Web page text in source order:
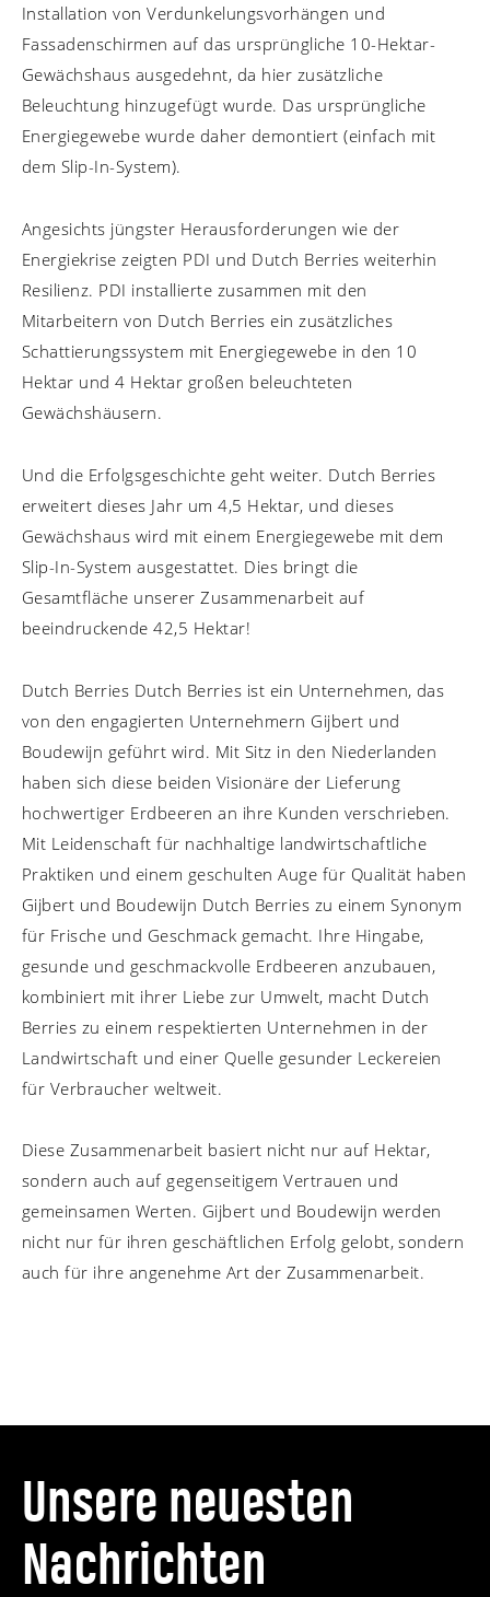
Installation von Verdunkelungsvorhängen und
Fassadenschirmen auf das ursprüngliche 10-Hektar-
Gewächshaus ausgedehnt, da hier zusätzliche
Beleuchtung hinzugefügt wurde. Das ursprüngliche
Energiegewebe wurde daher demontiert (einfach mit
dem Slip-In-System).
Angesichts jüngster Herausforderungen wie der
Energiekrise zeigten PDI und Dutch Berries weiterhin
Resilienz. PDI installierte zusammen mit den
Mitarbeitern von Dutch Berries ein zusätzliches
Schattierungssystem mit Energiegewebe in den 10
Hektar und 4 Hektar großen beleuchteten
Gewächshäusern.
Und die Erfolgsgeschichte geht weiter. Dutch Berries
erweitert dieses Jahr um 4,5 Hektar, und dieses
Gewächshaus wird mit einem Energiegewebe mit dem
Slip-In-System ausgestattet. Dies bringt die
Gesamtfläche unserer Zusammenarbeit auf
beeindruckende 42,5 Hektar!
Dutch Berries Dutch Berries ist ein Unternehmen, das
von den engagierten Unternehmern Gijbert und
Boudewijn geführt wird. Mit Sitz in den Niederlanden
haben sich diese beiden Visionäre der Lieferung
hochwertiger Erdbeeren an ihre Kunden verschrieben.
Mit Leidenschaft für nachhaltige landwirtschaftliche
Praktiken und einem geschulten Auge für Qualität haben
Gijbert und Boudewijn Dutch Berries zu einem Synonym
für Frische und Geschmack gemacht. Ihre Hingabe,
gesunde und geschmackvolle Erdbeeren anzubauen,
kombiniert mit ihrer Liebe zur Umwelt, macht Dutch
Berries zu einem respektierten Unternehmen in der
Landwirtschaft und einer Quelle gesunder Leckereien
für Verbraucher weltweit.
Diese Zusammenarbeit basiert nicht nur auf Hektar,
sondern auch auf gegenseitigem Vertrauen und
gemeinsamen Werten. Gijbert und Boudewijn werden
nicht nur für ihren geschäftlichen Erfolg gelobt, sondern
auch für ihre angenehme Art der Zusammenarbeit.
Unsere neuesten
Nachrichten